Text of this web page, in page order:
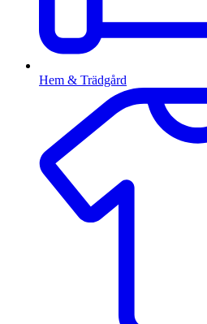
Hem & Trädgård